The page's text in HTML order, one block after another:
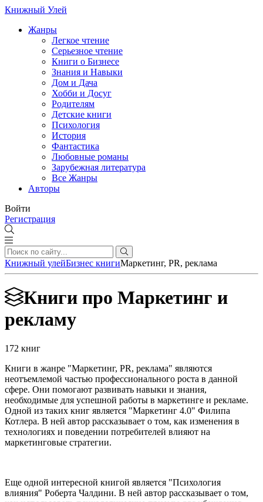
Книжный Улей
Жанры
Легкое чтение
Серьезное чтение
Книги о Бизнесе
Знания и Навыки
Дом и Дача
Хобби и Досуг
Родителям
Детские книги
Психология
История
Фантастика
Любовные романы
Зарубежная литература
Все Жанры
Авторы
Войти
Регистрация
Книжный улейБизнес книгиМаркетинг, PR, реклама
Книги про Маркетинг и
рекламу
172 книг
Книги в жанре "Маркетинг, PR, реклама" являются
неотъемлемой частью профессионального роста в данной
сфере. Они помогают развивать навыки и знания,
необходимые для успешной работы в маркетинге и рекламе.
Одной из таких книг является "Маркетинг 4.0" Филипа
Котлера. В ней автор рассказывает о том, как изменения в
технологиях и поведении потребителей влияют на
маркетинговые стратегии.
Еще одной интересной книгой является "Психология
влияния" Роберта Чалдини. В ней автор рассказывает о том,